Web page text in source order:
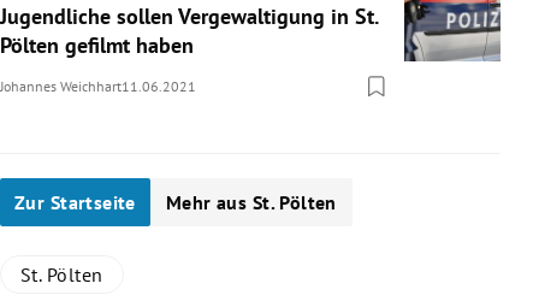
Jugendliche sollen Vergewaltigung in St.
Pölten gefilmt haben
Johannes Weichhart11.06.2021
Zur Startseite Mehr aus St. Pölten
St. Pölten